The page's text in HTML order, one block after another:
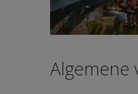
Algemene